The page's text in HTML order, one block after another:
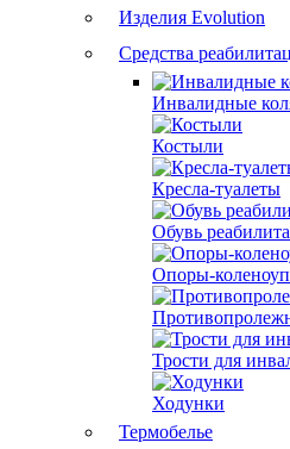
Изделия Evolution
Средства
Инвалидные
Костыли
Кресла-туалеты
Обувь
Опоры-
Трости для
Ходунки
Термобелье